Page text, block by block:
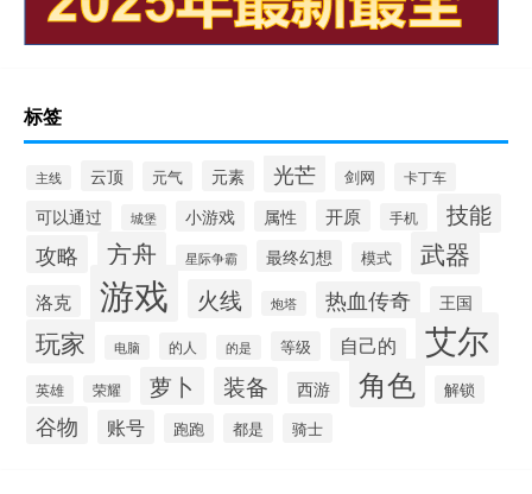
标签
主线 云顶 元气 元素 光芒 剑网 卡丁车
可以通过 城堡 小游戏 属性 开原 手机 技能
攻略 方舟 星际争霸 最终幻想 模式 武器
洛克 游戏 火线 炮塔 热血传奇 王国
玩家 电脑 的人 的是 等级 自己的 艾尔
英雄 荣耀 萝卜 装备 西游 角色 解锁
谷物 账号 跑跑 都是 骑士